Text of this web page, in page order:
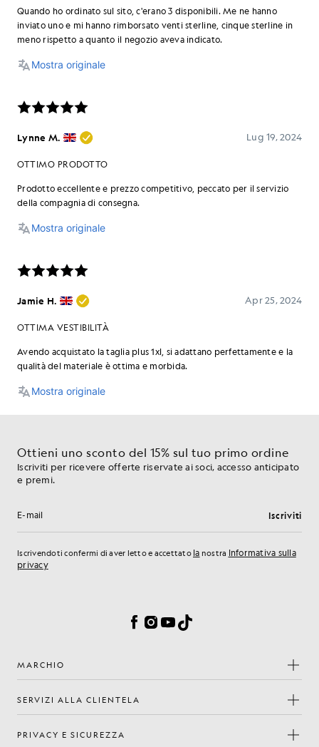
Ottieni uno sconto del 15% sul tuo primo ordine
Iscriviti per ricevere offerte riservate ai soci, accesso anticipato
e premi.
Indirizzo e-mail Iscriviti
Iscrivendoti confermi di aver letto e accettato la nostra Informativa sulla
privacy
Facebook
Instagram
YouTube
TikTok
MARCHIO
SERVIZI ALLA CLIENTELA
PRIVACY E SICUREZZA